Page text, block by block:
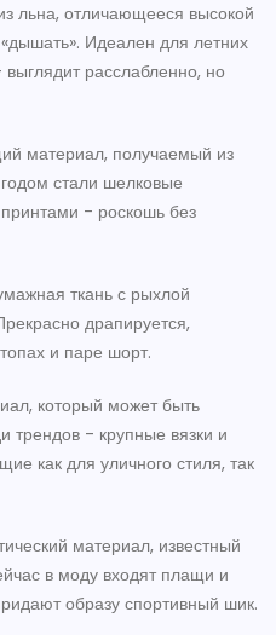
льна, отличающееся высокой
. Идеален для летних
расслабленно, но
материал, получаемый из
стали шелковые
- роскошь без
ткань с рыхлой
драпируется,
и паре шорт.
который может быть
трендов - крупные вязки и
как для уличного стиля, так
материал, известный
в моду входят плащи и
образу спортивный шик.